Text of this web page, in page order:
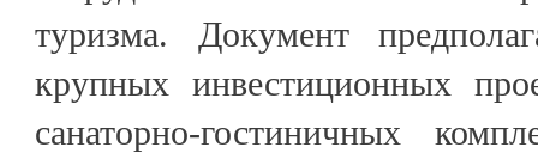
туризма. Документ
крупных инвестиционных
санаторно-гостиничных